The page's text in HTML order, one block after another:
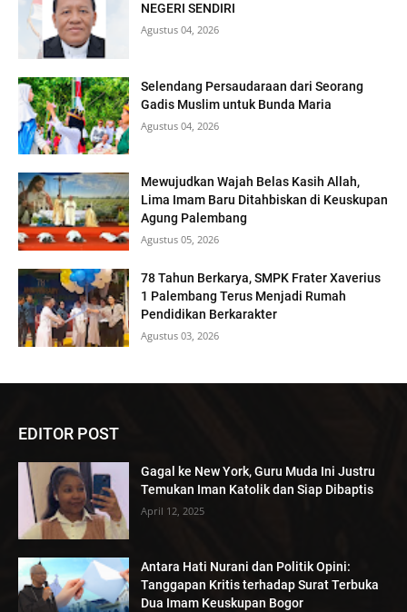
NEGERI SENDIRI
Agustus 04, 2026
Selendang Persaudaraan dari Seorang
Gadis Muslim untuk Bunda Maria
Agustus 04, 2026
Mewujudkan Wajah Belas Kasih Allah,
Lima Imam Baru Ditahbiskan di Keuskupan
Agung Palembang
Agustus 05, 2026
78 Tahun Berkarya, SMPK Frater Xaverius
1 Palembang Terus Menjadi Rumah
Pendidikan Berkarakter
Agustus 03, 2026
EDITOR POST
Gagal ke New York, Guru Muda Ini Justru
Temukan Iman Katolik dan Siap Dibaptis
April 12, 2025
Antara Hati Nurani dan Politik Opini:
Tanggapan Kritis terhadap Surat Terbuka
Dua Imam Keuskupan Bogor